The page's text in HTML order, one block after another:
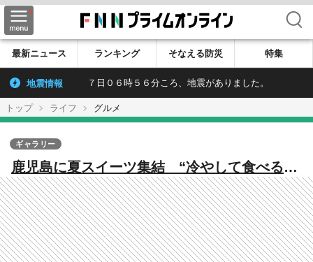
検索
最新ニュース ランキング そなえる防災 特集
地震情報 ７日０６時５６分ころ、地震がありました。
トップ ライフ グルメ
鹿児島に夏スイーツ集結 “冷やして食べる濃
厚スイートポテト”や“特製わらびもち” 特大
唐揚げも「冷めてからがおいしい」
ギャラリー